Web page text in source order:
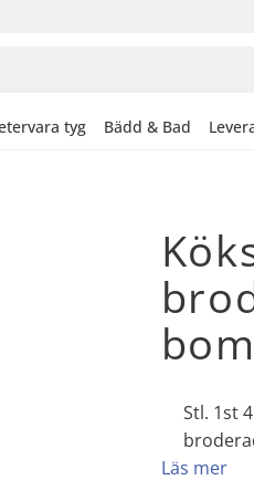
tyg Bädd & Bad
Stl. 1st
Läs mer